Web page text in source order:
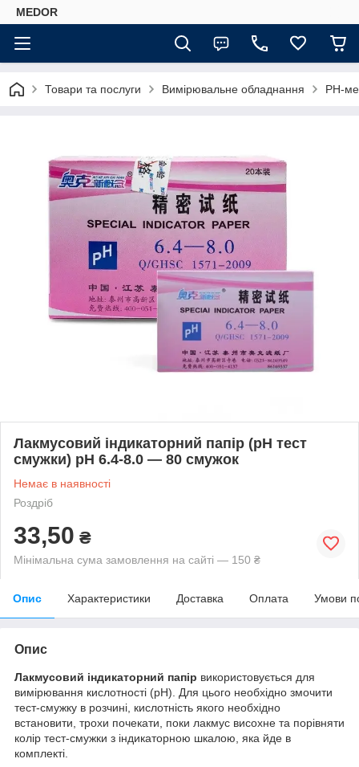
MEDOR
Товари та послуги Вимірювальне обладнання РН-
Лакмусовий індикаторний папір (pH тест
смужки) pH 6.4-8.0 — 80 смужок
Немає в наявності
Роздріб
33,50 ₴
Мінімальна сума замовлення на сайті — 150 ₴
Опис Характеристики Доставка Оплата Умови
Опис
Лакмусовий індикаторний папір використовується для
вимірювання кислотності (рН). Для цього необхідно змочити
тест-смужку в розчині, кислотність якого необхідно
встановити, трохи почекати, поки лакмус висохне та порівняти
колір тест-смужки з індикаторною шкалою, яка йде в
комплекті.